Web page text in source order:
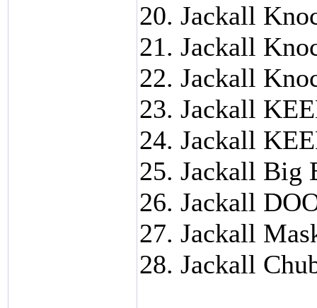
20. Jackall
21. Jackall
22. Jackall
23. Jackall
24. Jackall
25. Jackall Big
26. Jackall
27. Jackall
28. Jackall